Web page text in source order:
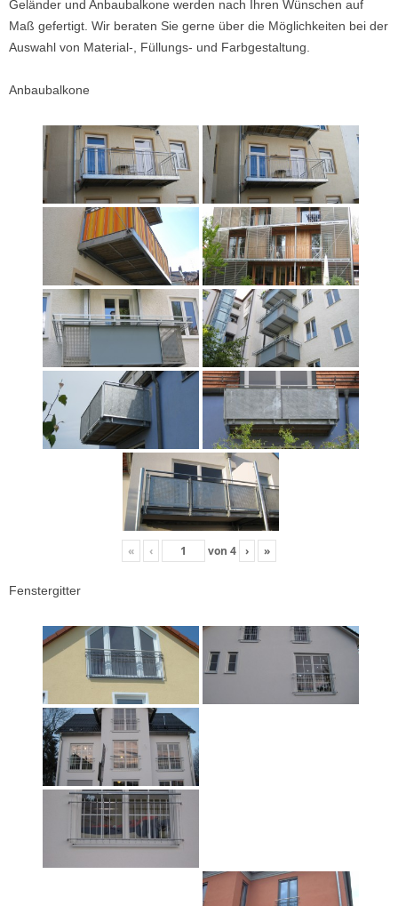
Geländer und Anbaubalkone werden nach Ihren Wünschen auf
Maß gefertigt. Wir beraten Sie gerne über die Möglichkeiten bei der
Auswahl von Material-, Füllungs- und Farbgestaltung.
Anbaubalkone
« ‹ von 4 › »
Fenstergitter